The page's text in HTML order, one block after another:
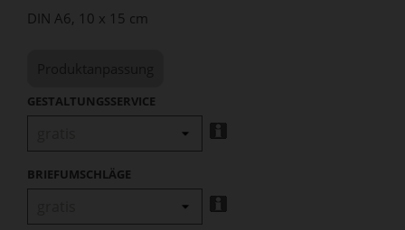
DIN A6, 10 x 15 cm
GESTALTUNGSSERVICE
BRIEFUMSCHLÄGE